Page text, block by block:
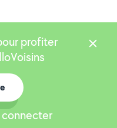
profiter
connecter